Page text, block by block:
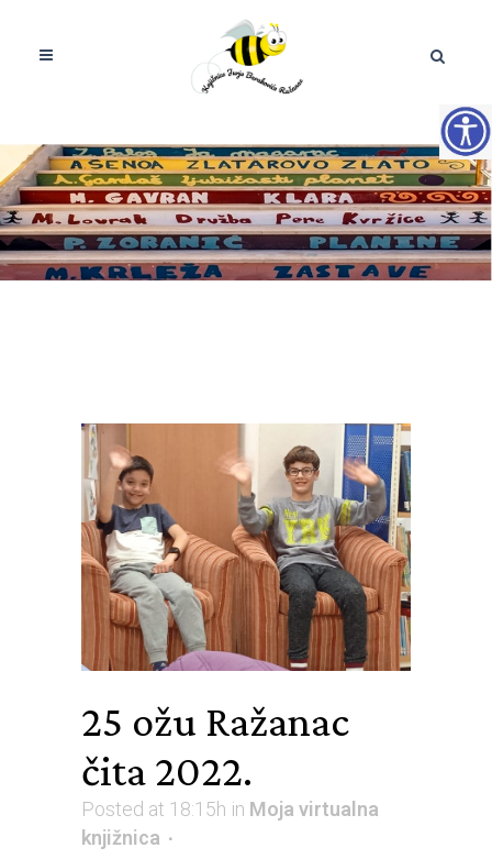
25 ožu Ražanac
čita 2022.
Posted at 18:15h in Moja virtualna
knjižnica